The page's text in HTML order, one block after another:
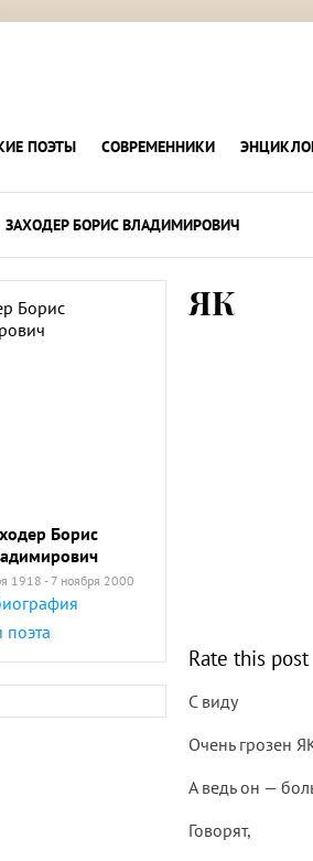
ПОЭТЫ СОВРЕМЕННИКИ
ЗАХОДЕР БОРИС ВЛАДИМИРОВИЧ
Борис
1918 - 7 ноября 2000
поэта
ЯК
Rate this post
С виду
Очень грозен
А ведь он —
Говорят,